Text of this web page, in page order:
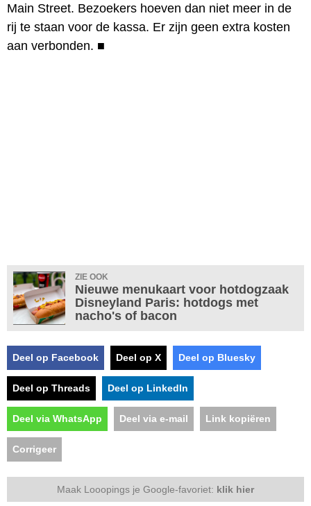
Main Street. Bezoekers hoeven dan niet meer in de
rij te staan voor de kassa. Er zijn geen extra kosten
aan verbonden. ■
ZIE OOK
Nieuwe menukaart voor hotdogzaak
Disneyland Paris: hotdogs met
nacho's of bacon
Deel op Facebook Deel op X Deel op Bluesky
Deel op Threads Deel op LinkedIn
Deel via WhatsApp Deel via e-mail Link kopiëren
Corrigeer
Maak Looopings je Google-favoriet: klik hier